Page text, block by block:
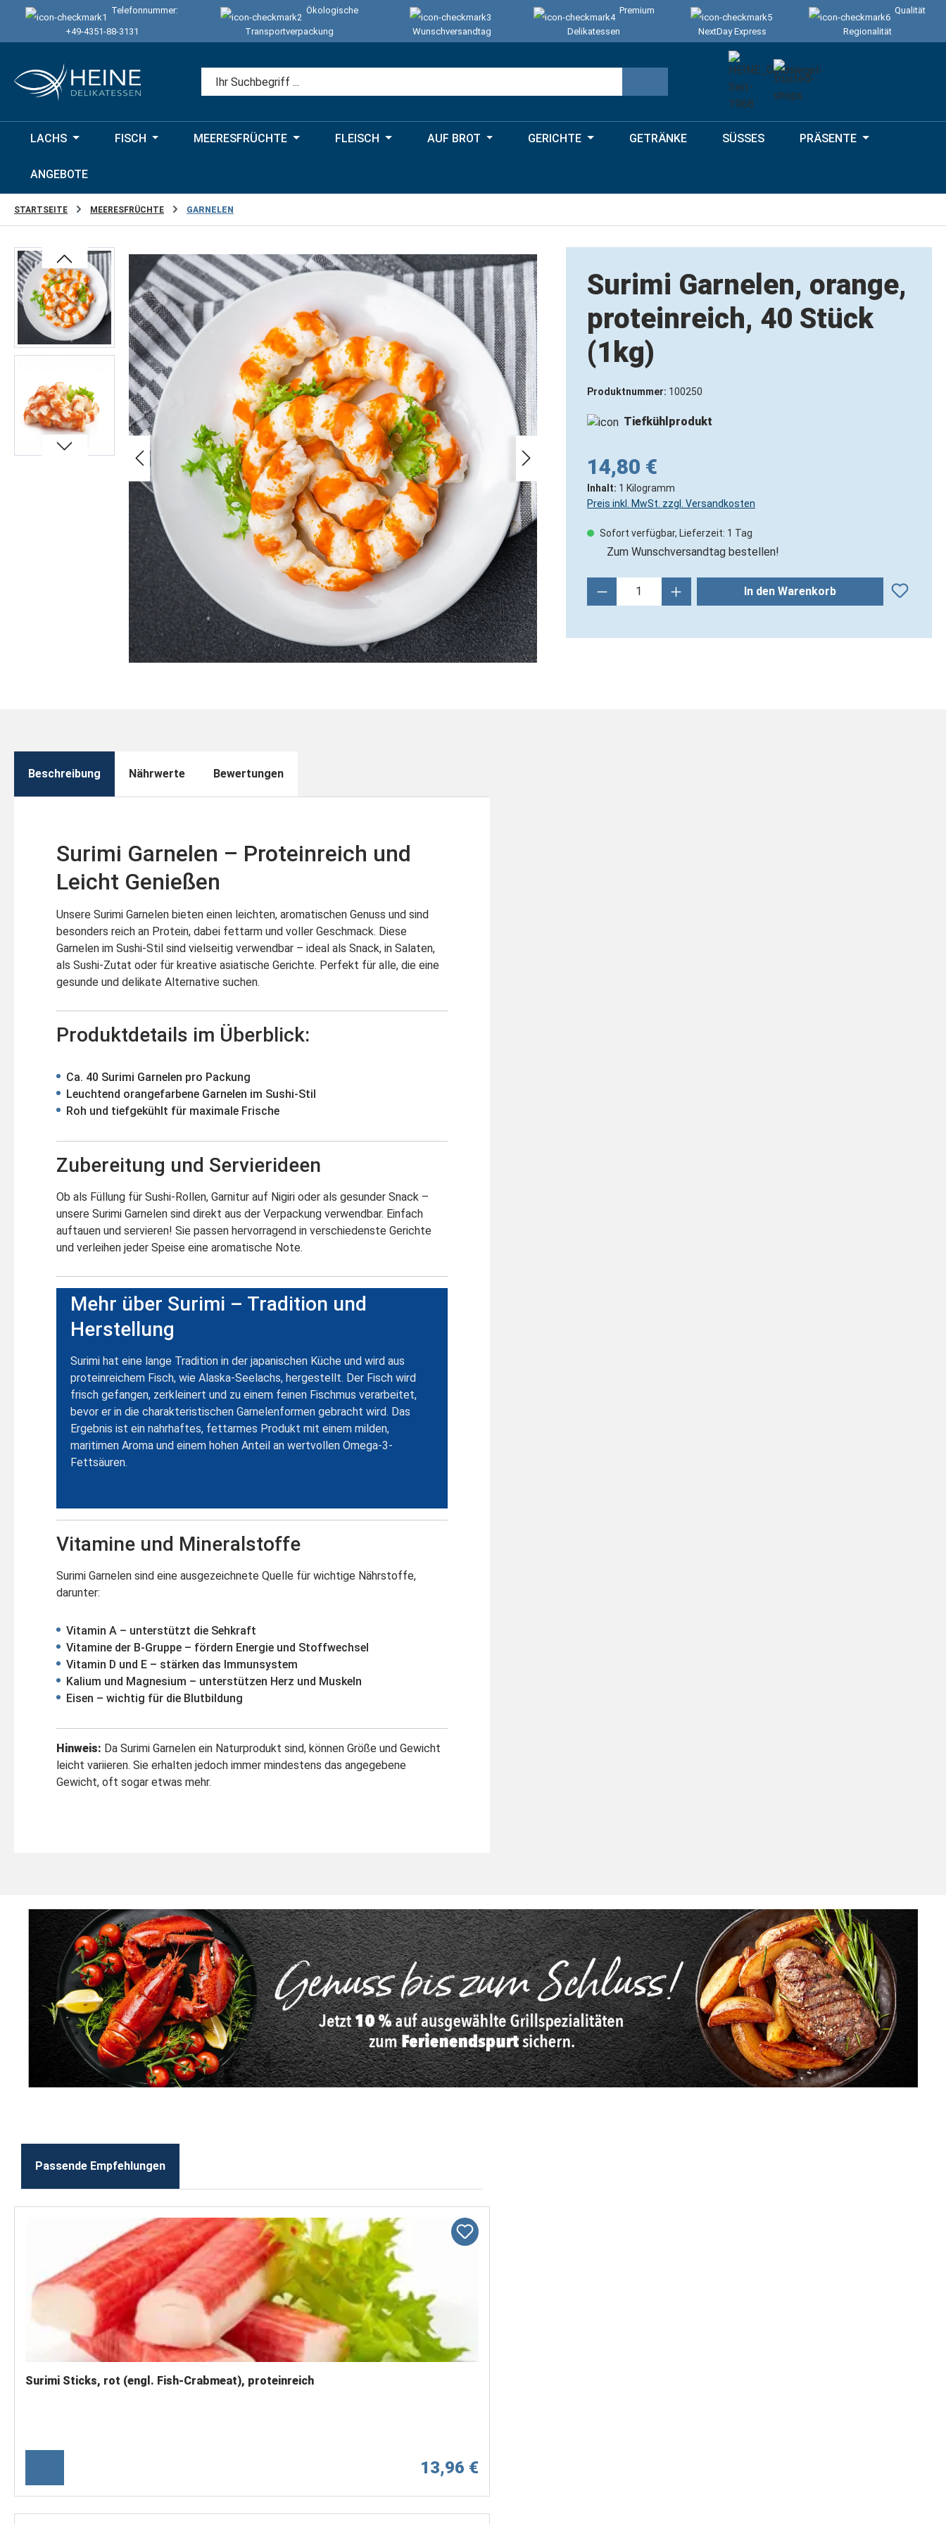
Hauptinhalt springen
Zur Suche springen
Zur Hauptnavigation springen
Telefonnummer:
+49-4351-88-3131
Ökologische
Transportverpackung
Wunschversandtag
Premium
Delikatessen
NextDay Express
Qualität
Regionalität
LACHS FISCH MEERESFRÜCHTE FLEISCH AUF BROT GERICHTE GETRÄNKE SÜSSES PRÄSENTE
ANGEBOTE
STARTSEITE MEERESFRÜCHTE GARNELEN
Bildergalerie überspringen
Surimi Garnelen, orange,
proteinreich, 40 Stück
(1kg)
Produktnummer: 100250
Tiefkühlprodukt
14,80 €
Inhalt: 1 Kilogramm
Preis inkl. MwSt. zzgl. Versandkosten
Sofort verfügbar, Lieferzeit: 1 Tag
Zum Wunschversandtag bestellen!
Produkt Anzahl: Gib den gewünschten Wert
In den Warenkorb
Beschreibung Nährwerte Bewertungen
Surimi Garnelen – Proteinreich und
Leicht Genießen
Unsere Surimi Garnelen bieten einen leichten, aromatischen Genuss und sind
besonders reich an Protein, dabei fettarm und voller Geschmack. Diese
Garnelen im Sushi-Stil sind vielseitig verwendbar – ideal als Snack, in Salaten,
als Sushi-Zutat oder für kreative asiatische Gerichte. Perfekt für alle, die eine
gesunde und delikate Alternative suchen.
Produktdetails im Überblick:
Ca. 40 Surimi Garnelen pro Packung
Leuchtend orangefarbene Garnelen im Sushi-Stil
Roh und tiefgekühlt für maximale Frische
Zubereitung und Servierideen
Ob als Füllung für Sushi-Rollen, Garnitur auf Nigiri oder als gesunder Snack –
unsere Surimi Garnelen sind direkt aus der Verpackung verwendbar. Einfach
auftauen und servieren! Sie passen hervorragend in verschiedenste Gerichte
und verleihen jeder Speise eine aromatische Note.
Mehr über Surimi – Tradition und
Herstellung
Surimi hat eine lange Tradition in der japanischen Küche und wird aus
proteinreichem Fisch, wie Alaska-Seelachs, hergestellt. Der Fisch wird
frisch gefangen, zerkleinert und zu einem feinen Fischmus verarbeitet,
bevor er in die charakteristischen Garnelenformen gebracht wird. Das
Ergebnis ist ein nahrhaftes, fettarmes Produkt mit einem milden,
maritimen Aroma und einem hohen Anteil an wertvollen Omega-3-
Fettsäuren.
Vitamine und Mineralstoffe
Surimi Garnelen sind eine ausgezeichnete Quelle für wichtige Nährstoffe,
darunter:
Vitamin A – unterstützt die Sehkraft
Vitamine der B-Gruppe – fördern Energie und Stoffwechsel
Vitamin D und E – stärken das Immunsystem
Kalium und Magnesium – unterstützen Herz und Muskeln
Eisen – wichtig für die Blutbildung
Hinweis: Da Surimi Garnelen ein Naturprodukt sind, können Größe und Gewicht
leicht variieren. Sie erhalten jedoch immer mindestens das angegebene
Gewicht, oft sogar etwas mehr.
Passende Empfehlungen
Surimi Sticks, rot (engl. Fish-Crabmeat), proteinreich
13,96 €